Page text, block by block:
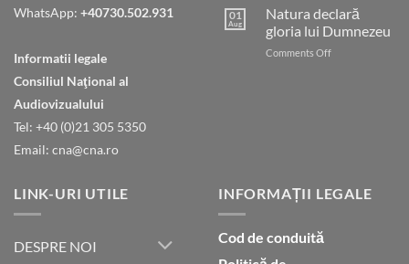
WhatsApp: +40730.502.931
Informatii legale
Consiliul Naţional al
Audiovizualului
Tel: +40 (0)21 305 5350
Email: cna@cna.ro
nostru
care
ești
în
01
Aug
Natura declară
gloria lui Dumnezeu
Comments Offon
LINK-URI UTILE
DESPRE NOI
INFORMAȚII LEGALE
Cod de conduită